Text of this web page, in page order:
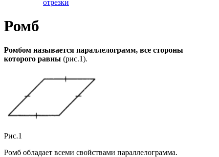
отрезки
Ромб
Ромбом называется параллелограмм, все стороны
которого равны (рис.1).
Рис.1
Ромб обладает всеми свойствами параллелограмма.